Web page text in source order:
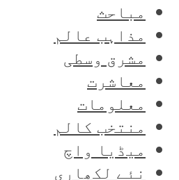
مباحث
مذاہب عالم
مشرق وسطی
معاشرت
معلومات
منتخب کالم
میڈیا واچ
نئے لکھاری